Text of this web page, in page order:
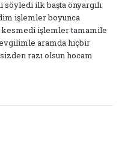
ilk başta önyargılı
işlemler boyunca
işlemler tamamile
aramda hiçbir
razı olsun hocam